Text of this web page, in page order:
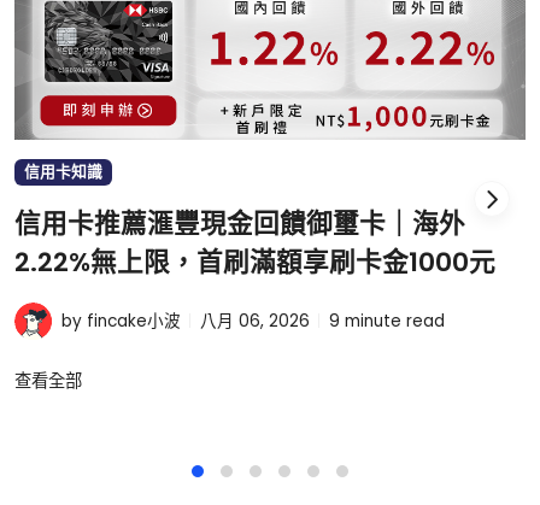
信用卡知識
信用卡推薦滙豐現金回饋御璽卡｜海外
2.22%無上限，首刷滿額享刷卡金1000元
by fincake小波 八月 06, 2026 9 minute read
查看全部